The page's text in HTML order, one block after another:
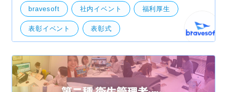
https://www.bravesoft.co.jp/blog/archives/19004
表彰式！ や
bravesoft 社内イベント 福利厚生
表彰イベント 表彰式